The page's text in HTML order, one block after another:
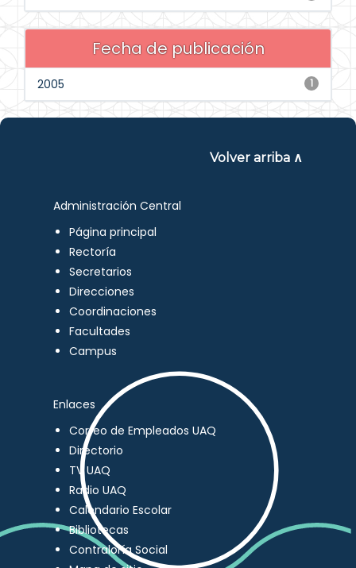
Fecha de publicación
1
2005
Volver arriba ∧
Administración Central
Página principal
Rectoría
Secretarios
Direcciones
Coordinaciones
Facultades
Campus
Enlaces
Correo de Empleados UAQ
Directorio
TV UAQ
Radio UAQ
Calendario Escolar
Bibliotecas
Contraloría Social